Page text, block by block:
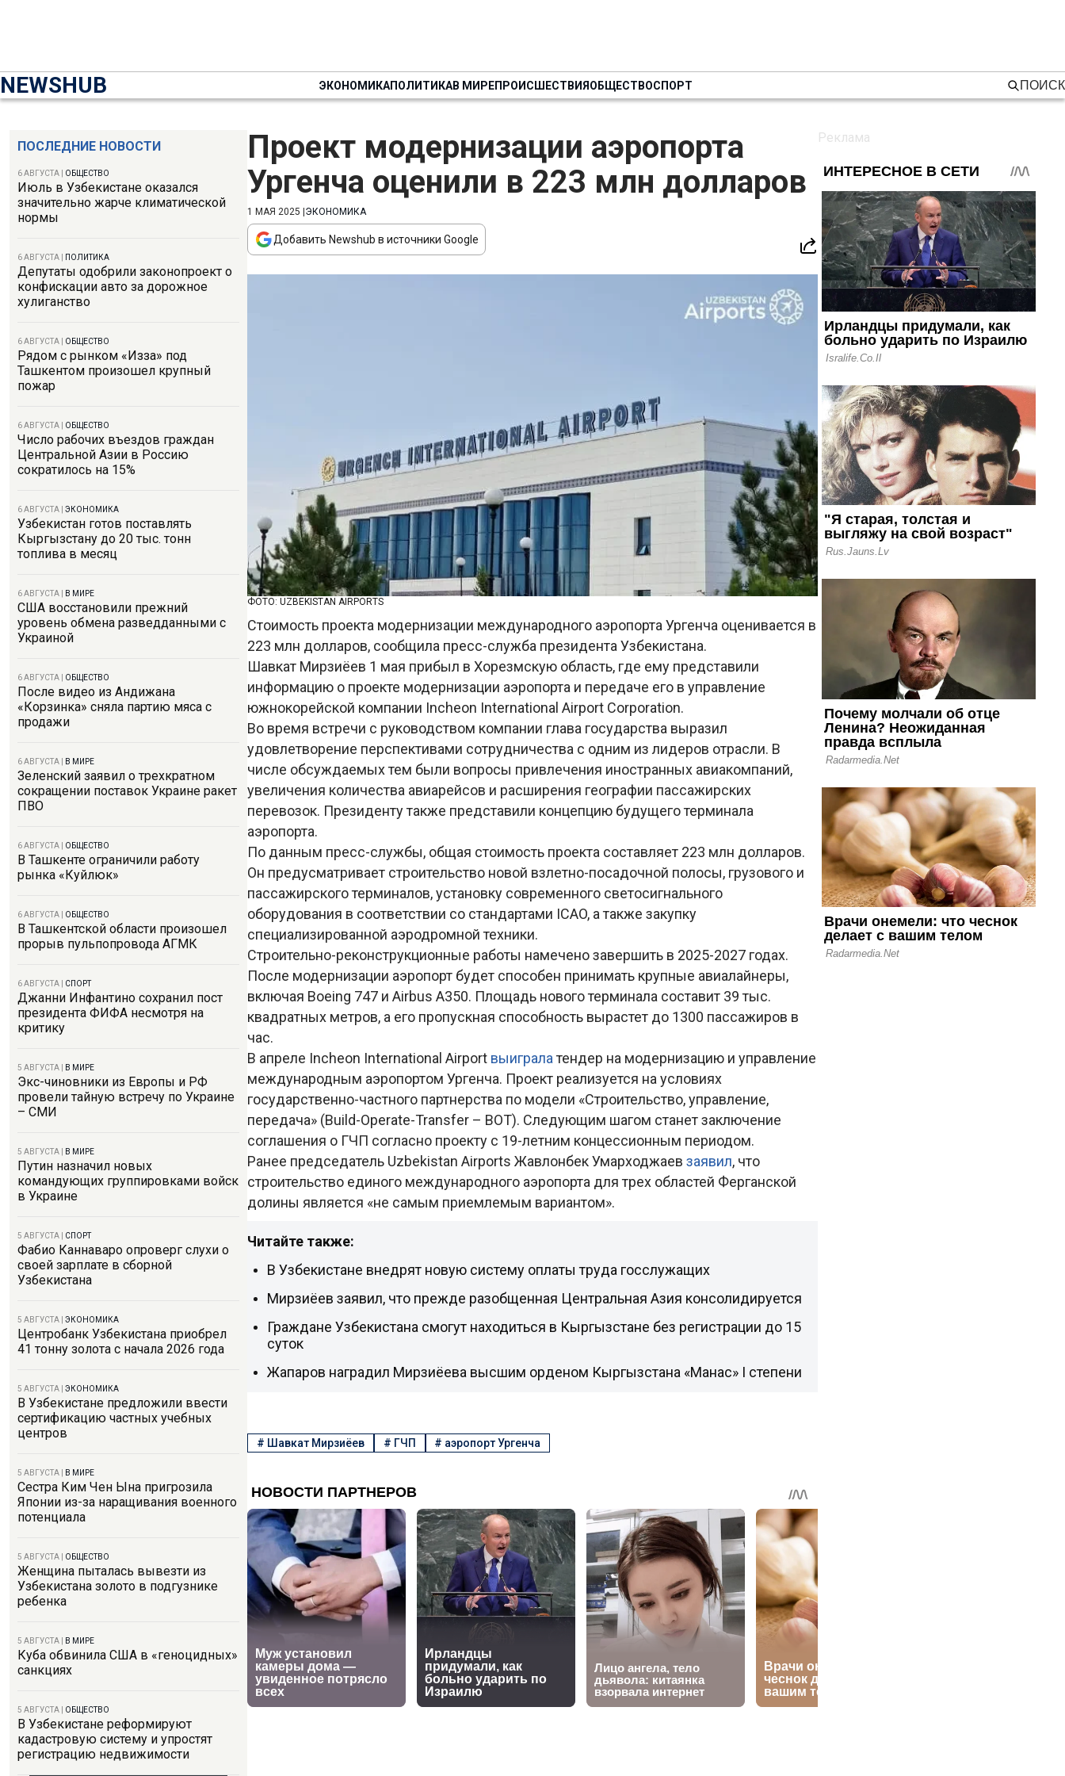
NEWSHUB ЭКОНОМИКАПОЛИТИКАВ МИРЕПРОИСШЕСТВИЯОБЩЕСТВОСПОРТ ПОИСК
ПОСЛЕДНИЕ НОВОСТИ
6 АВГУСТА ОБЩЕСТВО
Июль в Узбекистане оказался
значительно жарче климатической
нормы
6 АВГУСТА ПОЛИТИКА
Депутаты одобрили законопроект о
конфискации авто за дорожное
хулиганство
6 АВГУСТА ОБЩЕСТВО
Рядом с рынком «Изза» под
Ташкентом произошел крупный
пожар
6 АВГУСТА ОБЩЕСТВО
Число рабочих въездов граждан
Центральной Азии в Россию
сократилось на 15%
6 АВГУСТА ЭКОНОМИКА
Узбекистан готов поставлять
Кыргызстану до 20 тыс. тонн
топлива в месяц
6 АВГУСТА В МИРЕ
США восстановили прежний
уровень обмена разведданными с
Украиной
6 АВГУСТА ОБЩЕСТВО
После видео из Андижана
«Корзинка» сняла партию мяса с
продажи
6 АВГУСТА В МИРЕ
Зеленский заявил о трехкратном
сокращении поставок Украине ракет
ПВО
6 АВГУСТА ОБЩЕСТВО
В Ташкенте ограничили работу
рынка «Куйлюк»
6 АВГУСТА ОБЩЕСТВО
В Ташкентской области произошел
прорыв пульпопровода АГМК
6 АВГУСТА СПОРТ
Джанни Инфантино сохранил пост
президента ФИФА несмотря на
критику
5 АВГУСТА В МИРЕ
Экс-чиновники из Европы и РФ
провели тайную встречу по Украине
– СМИ
5 АВГУСТА В МИРЕ
Путин назначил новых
командующих группировками войск
в Украине
5 АВГУСТА СПОРТ
Фабио Каннаваро опроверг слухи о
своей зарплате в сборной
Узбекистана
5 АВГУСТА ЭКОНОМИКА
Центробанк Узбекистана приобрел
41 тонну золота с начала 2026 года
5 АВГУСТА ЭКОНОМИКА
В Узбекистане предложили ввести
сертификацию частных учебных
центров
5 АВГУСТА В МИРЕ
Сестра Ким Чен Ына пригрозила
Японии из-за наращивания военного
потенциала
5 АВГУСТА ОБЩЕСТВО
Женщина пыталась вывезти из
Узбекистана золото в подгузнике
ребенка
5 АВГУСТА В МИРЕ
Куба обвинила США в «геноцидных»
санкциях
5 АВГУСТА ОБЩЕСТВО
В Узбекистане реформируют
кадастровую систему и упростят
регистрацию недвижимости
Проект модернизации аэропорта
Ургенча оценили в 223 млн долларов
1 МАЯ 2025 ЭКОНОМИКА
Добавить Newshub в источники Google
ФОТО: UZBEKISTAN AIRPORTS
Стоимость проекта модернизации международного аэропорта Ургенча оценивается в
223 млн долларов, сообщила пресс-служба президента Узбекистана.
Шавкат Мирзиёев 1 мая прибыл в Хорезмскую область, где ему представили
информацию о проекте модернизации аэропорта и передаче его в управление
южнокорейской компании Incheon International Airport Corporation.
Во время встречи с руководством компании глава государства выразил
удовлетворение перспективами сотрудничества с одним из лидеров отрасли. В
числе обсуждаемых тем были вопросы привлечения иностранных авиакомпаний,
увеличения количества авиарейсов и расширения географии пассажирских
перевозок. Президенту также представили концепцию будущего терминала
аэропорта.
По данным пресс-службы, общая стоимость проекта составляет 223 млн долларов.
Он предусматривает строительство новой взлетно-посадочной полосы, грузового и
пассажирского терминалов, установку современного светосигнального
оборудования в соответствии со стандартами ICAO, а также закупку
специализированной аэродромной техники.
Строительно-реконструкционные работы намечено завершить в 2025-2027 годах.
После модернизации аэропорт будет способен принимать крупные авиалайнеры,
включая Boeing 747 и Airbus A350. Площадь нового терминала составит 39 тыс.
квадратных метров, а его пропускная способность вырастет до 1300 пассажиров в
час.
В апреле Incheon International Airport выигралатендер на модернизацию и управление
международным аэропортом Ургенча. Проект реализуется на условиях
государственно-частного партнерства по модели «Строительство, управление,
передача» (Build-Operate-Transfer – BOT). Следующим шагом станет заключение
соглашения о ГЧП согласно проекту с 19-летним концессионным периодом.
Ранее председатель Uzbekistan Airports Жавлонбек Умарходжаев заявил, что
строительство единого международного аэропорта для трех областей Ферганской
долины является «не самым приемлемым вариантом».
Читайте также:
В Узбекистане внедрят новую систему оплаты труда госслужащих
Мирзиёев заявил, что прежде разобщенная Центральная Азия консолидируется
Граждане Узбекистана смогут находиться в Кыргызстане без регистрации до 15
суток
Жапаров наградил Мирзиёева высшим орденом Кыргызстана «Манас» I степени
# Шавкат Мирзиёев # ГЧП # аэропорт Ургенча